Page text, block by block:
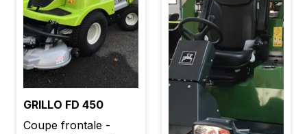
GRILLO FD 450
Coupe frontale -